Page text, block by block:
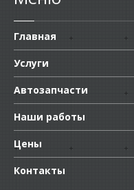
Главная
Услуги
Автозапчасти
Наши работы
Цены
Контакты